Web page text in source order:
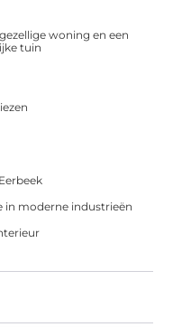
woning en een
tuin
in moderne industrieën